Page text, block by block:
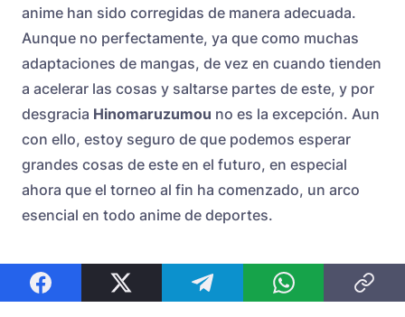
anime han sido corregidas de manera adecuada.
Aunque no perfectamente, ya que como muchas
adaptaciones de mangas, de vez en cuando tienden
a acelerar las cosas y saltarse partes de este, y por
desgracia Hinomaruzumou no es la excepción. Aun
con ello, estoy seguro de que podemos esperar
grandes cosas de este en el futuro, en especial
ahora que el torneo al fin ha comenzado, un arco
esencial en todo anime de deportes.